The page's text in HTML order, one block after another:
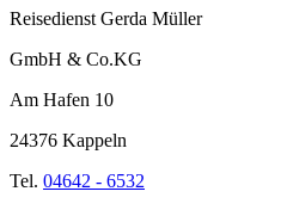
Reisedienst Gerda Müller
GmbH & Co.KG
Am Hafen 10
24376 Kappeln
Tel. 04642 - 6532